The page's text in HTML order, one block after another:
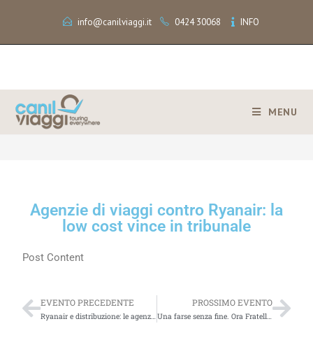
info@canilviaggi.it 0424 30068 INFO
MENU
> Agenzie di viaggi contro Ryanair: la low cost vince in tribunale
Agenzie di viaggi contro Ryanair: la
low cost vince in tribunale
Post Content
EVENTO PRECEDENTE
Ryanair e distribuzione: le agenzie alzano il tiro
PROSSIMO EVENTO
Una farse senza fine. Ora Fratelli d’Italia vuole intitolare Linate a BerlusconiTalkwalker Alert: 50 results for [turismo]